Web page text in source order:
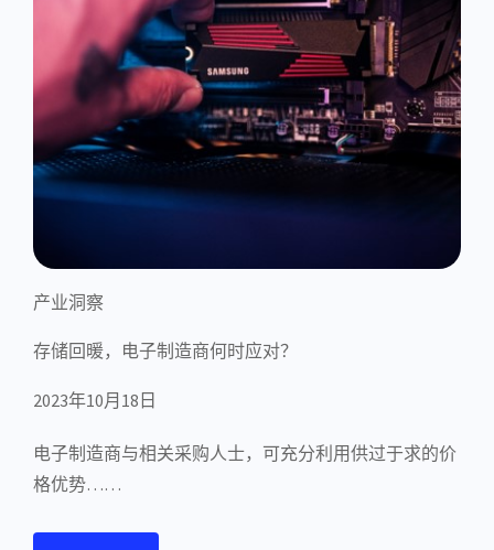
产业洞察
存储回暖，电子制造商何时应对？
2023年10月18日
电子制造商与相关采购人士，可充分利用供过于求的价
格优势……